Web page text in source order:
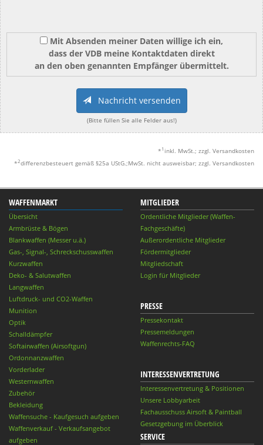
Mit Absenden meiner Daten willige ich ein,
dass der VDB meine Kontaktdaten direkt
an den oben genannten Empfänger übermittelt.
Nachricht versenden
(Bitte füllen Sie alle Felder aus!)
* 1 inkl. MwSt.; zzgl. Versandkosten
*2differenzbesteuert gemäß §25a UStG.;MwSt. nicht ausweisbar; zzgl. Versandkosten
WAFFENMARKT
Übersicht
Armbrüste & Bögen
Blankwaffen (Messer u.ä.)
Gas-, Signal-, Schreckschusswaffen
Kurzwaffen
Deko- & Salutwaffen
Langwaffen
Luftdruck- und CO2-Waffen
Munition
Optik
Schalldämpfer
Softairwaffen (Airsoftgun)
Ordonnanzwaffen
Vorderlader
Westernwaffen
Zubehör
Bekleidung
Waffensuche - Kaufgesuch aufgeben
Waffenverkauf - Verkaufsangebot
aufgeben
MITGLIEDER
Ordentliche Mitglieder (Waffen-
Fachgeschäfte)
Außerordentliche Mitglieder
Fördermitglieder
Mitgliedschaft
Login für Mitglieder
PRESSE
Pressekontakt
Pressemeldungen
Waffenrechts-FAQ
INTERESSENVERTRETUNG
Interessenvertretung & Positionen
Unsere Lobbyarbeit
Fachausschuss Airsoft & Paintball
Gesetzgebung im Überblick
SERVICE